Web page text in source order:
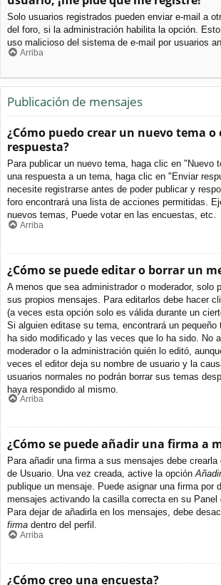
Solo usuarios registrados pueden enviar e-mail a
del foro, si la administración habilita la opción.
uso malicioso del sistema de e-mail por usuarios
Arriba
Publicación de mensajes
¿Cómo puedo crear un nuevo tema
respuesta?
Para publicar un nuevo tema, haga clic en "Nuevo
una respuesta a un tema, haga clic en "Enviar
necesite registrarse antes de poder publicar y
foro encontrará una lista de acciones permitidas.
nuevos temas, Puede votar en las encuestas, etc.
Arriba
¿Cómo se puede editar o borrar un
A menos que sea administrador o moderador, solo
sus propios mensajes. Para editarlos debe hacer
(a veces esta opción solo es válida durante un
Si alguien editase su tema, encontrará un pequeño
ha sido modificado y las veces que lo ha sido. No
moderador o la administración quién lo editó,
veces el editor deja su nombre de usuario y la
usuarios normales no podrán borrar sus temas
haya respondido al mismo.
Arriba
¿Cómo se puede añadir una firma a
Para añadir una firma a sus mensajes debe crearla
de Usuario. Una vez creada, active la opción
publique un mensaje. Puede asignar una firma por
mensajes activando la casilla correcta en su Panel
Para dejar de añadirla en los mensajes, debe
firma dentro del perfil.
Arriba
¿Cómo creo una encuesta?